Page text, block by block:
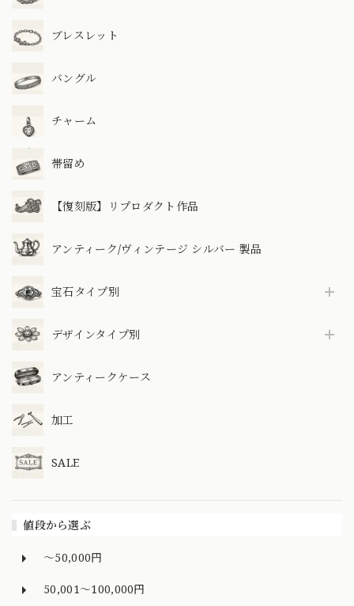
ブレスレット
バングル
チャーム
帯留め
【復刻版】リプロダクト作品
アンティーク/ヴィンテージ シルバー 製品
宝石タイプ別
デザインタイプ別
アンティークケース
加工
SALE
値段から選ぶ
～50,000円
50,001～100,000円